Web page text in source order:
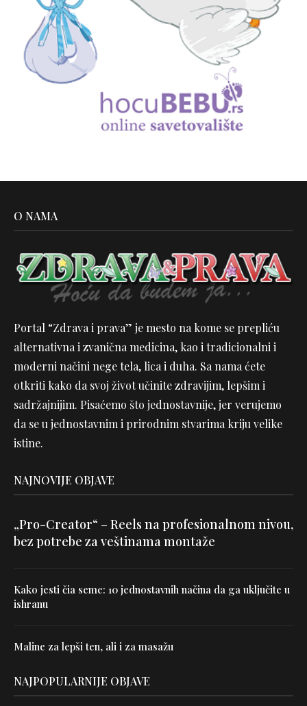
O NAMA
Portal “Zdrava i prava” je mesto na kome se prepliću
alternativna i zvanična medicina, kao i tradicionalni i
moderni načini nege tela, lica i duha. Sa nama ćete
otkriti kako da svoj život učinite zdravijim, lepšim i
sadržajnijim. Pisaćemo što jednostavnije, jer verujemo
da se u jednostavnim i prirodnim stvarima kriju velike
istine.
NAJNOVIJE OBJAVE
„Pro-Creator“ – Reels na profesionalnom nivou,
bez potrebe za veštinama montaže
Kako jesti čia seme: 10 jednostavnih načina da ga uključite u
ishranu
Maline za lepši ten, ali i za masažu
NAJPOPULARNIJE OBJAVE